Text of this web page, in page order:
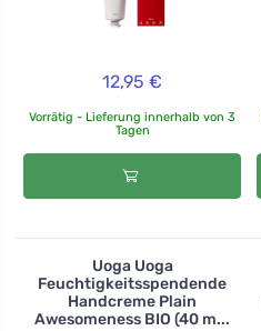
12,95 €
Vorrätig - Lieferung innerhalb von 3
Tagen
Uoga Uoga
Feuchtigkeitsspendende
Handcreme Plain
Awesomeness BIO (40 m...